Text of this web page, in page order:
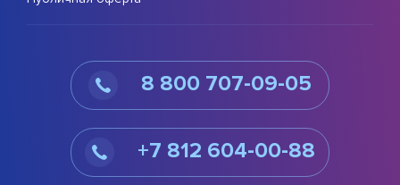
8 800 707-09-05
+7 812 604-00-88